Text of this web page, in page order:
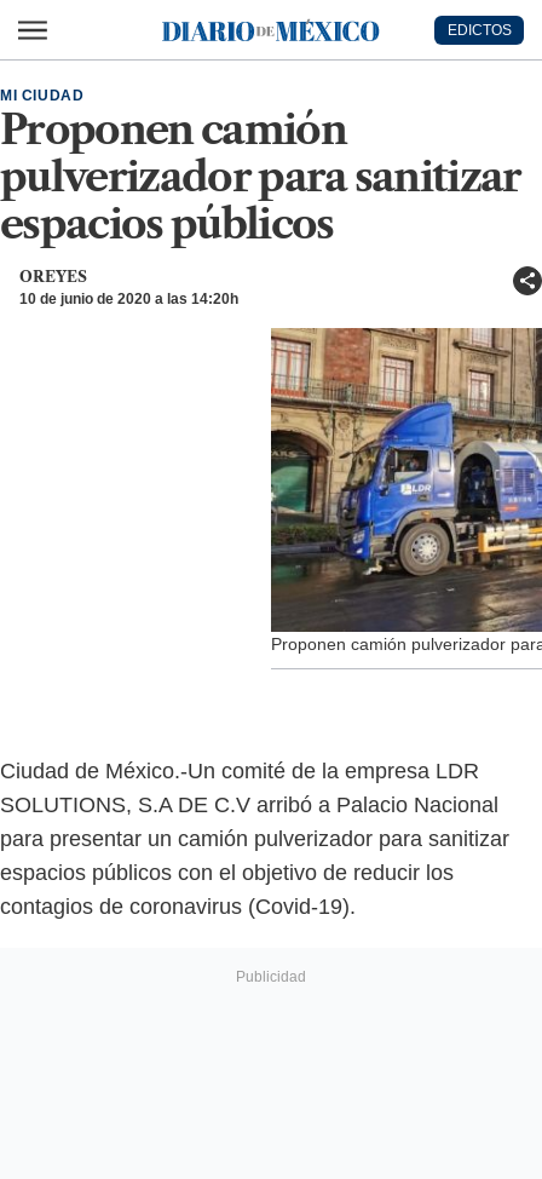
Diario de México
EDICTOS
Proponen camión
pulverizador para sanitizar
espacios públicos
MI CIUDAD
OREYES
10 de junio de 2020 a las 14:20h
Proponen camión pulverizador
Ciudad de México.-Un comité de la empresa LDR
SOLUTIONS, S.A DE C.V arribó a Palacio Nacional
para presentar un camión pulverizador para sanitizar
espacios públicos con el objetivo de reducir los
contagios de coronavirus (Covid-19).